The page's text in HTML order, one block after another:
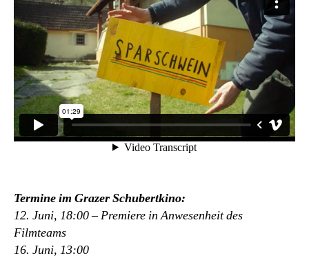
Termine im Grazer Schubertkino:
12. Juni, 18:00 – Premiere in Anwesenheit des
Filmteams
16. Juni, 13:00